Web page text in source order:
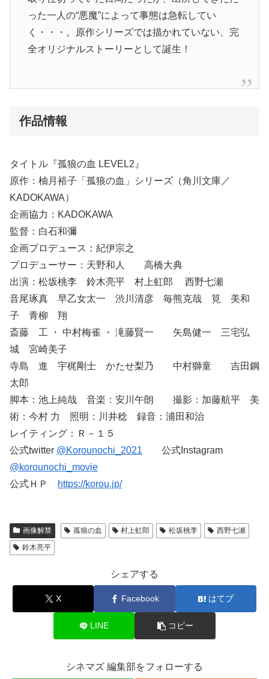
った一人の“悪魔”によって事態は急転してい
く・・・。原作シリーズでは描かれていない、完
全オリジナルストーリーとして誕生！
作品情報
タイトル『孤狼の血 LEVEL2』
原作：柚月裕子「孤狼の血」シリーズ（角川文庫／
KADOKAWA）
企画協力：KADOKAWA
監督：白石和彌
企画プロデュース：紀伊宗之
プロデューサー：天野和人 高橋大典
出演：松坂桃李 鈴木亮平 村上虹郎 西野七瀬
音尾琢真 早乙女太一 渋川清彦 毎熊克哉 筧 美和
子 青柳 翔
斎藤 工 ・ 中村梅雀 ・ 滝藤賢一 矢島健一 三宅弘
城 宮崎美子
寺島 進 宇梶剛士 かたせ梨乃 中村獅童 吉田鋼
太郎
脚本：池上純哉 音楽：安川午朗 撮影：加藤航平 美
術：今村 力 照明：川井稔 録音：浦田和治
レイティング：Ｒ－１５
公式twitter @Korounochi_2021 公式Instagram
@korounochi_movie
公式ＨＰ
https://korou.jp/
画像解禁 孤狼の血 村上虹郎 松坂桃李
西野七瀬
鈴木亮平
シェアする
X Facebook はてブ
LINE コピー
シネマズ 編集部をフォローする